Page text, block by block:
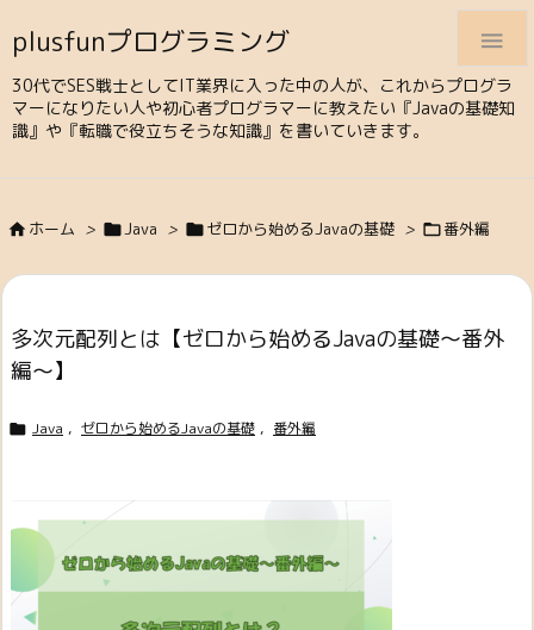
plusfunプログラミング
30代でSES戦士としてIT業界に入った中の人が、これからプログラ
マーになりたい人や初心者プログラマーに教えたい『Javaの基礎知
識』や『転職で役立ちそうな知識』を書いていきます。

 ホーム > Java > ゼロから始めるJavaの基礎 > 番外編
多次元配列とは【ゼロから始めるJavaの基礎～番外
編～】
 Java , ゼロから始めるJavaの基礎 , 番外編